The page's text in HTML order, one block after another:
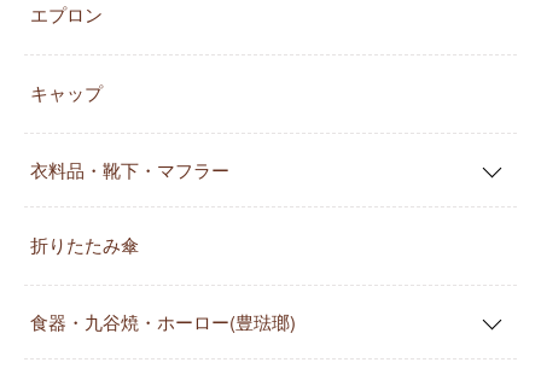
エプロン
キャップ
衣料品・靴下・マフラー
折りたたみ傘
食器・九谷焼・ホーロー(豊琺瑯)